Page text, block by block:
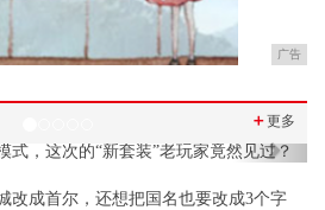
广告
＋更多
Next